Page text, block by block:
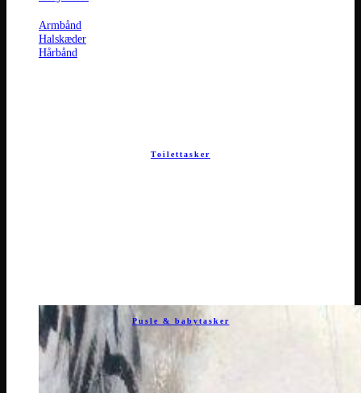
Armbånd
Halskæder
Hårbånd
Toilettasker
Pusle & babytasker